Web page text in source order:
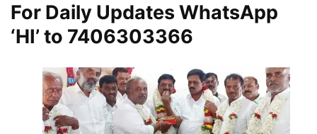
For Daily Updates WhatsApp
‘HI’ to 7406303366